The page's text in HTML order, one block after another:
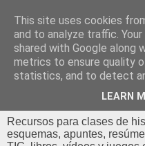
Profesor
Recursos
Historia y
Recursos para clases de
esquemas, apuntes,
This site uses cookies
and to analyze traffic.
shared with Google along
metrics to ensure quality
statistics, and to detect
LEARN